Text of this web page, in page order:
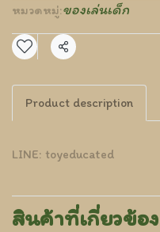
หมวดหมู่:ของเล่นเด็ก
แชร์
Product description
LINE: toyeducated
สินค้าที่เกี่ยวข้อง